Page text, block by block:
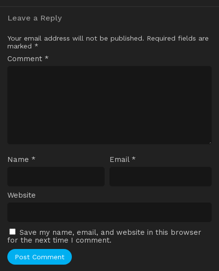
Leave a Reply
Your email address will not be published. Required fields are
marked *
Comment *
Name * Email *
Website
Save my name, email, and website in this browser
for the next time I comment.